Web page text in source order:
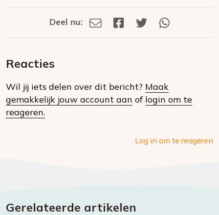
Deel
social
Deel nu:
Deel
Deel
Deel
Reacties
Wil jij iets delen over dit bericht? Maak
gemakkelijk jouw account aan of login om te
reageren.
Log in om te reageren
Gerelateerde artikelen